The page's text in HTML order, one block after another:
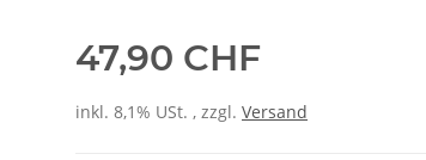
47,90 CHF
inkl. 8,1% USt. , zzgl. Versand